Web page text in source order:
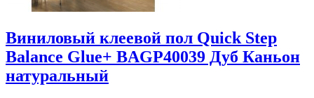
Виниловый клеевой пол Quick Step
Balance Glue+ BAGP40039 Дуб Каньон
натуральный